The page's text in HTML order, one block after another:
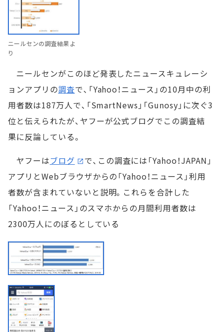
ニールセンの調査結果よ
り
ニールセンがこのほど発表したニュースキュレーシ
ョンアプリの調査で、「Yahoo！ニュース」の10月中の利
用者数は187万人で、「SmartNews」「Gunosy」に次ぐ3
位と伝えられたが、ヤフーが公式ブログでこの調査結
果に反論している。
ヤフーはブログ
で、この調査には「Yahoo！JAPAN」
アプリとWebブラウザからの「Yahoo！ニュース」利用
者数が含まれていないと説明。これらを合計した
「Yahoo！ニュース」のスマホからの月間利用者数は
2300万人にのぼるとしている